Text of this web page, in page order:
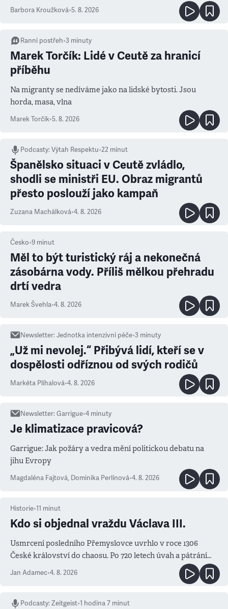
Barbora Kroužková•5. 8. 2026
Ranní postřeh•3 minuty
Marek Torčík: Lidé v Ceutě za hranicí
příběhu
Na migranty se nedíváme jako na lidské bytosti. Jsou
horda, masa, vlna
Marek Torčík•5. 8. 2026
Podcasty:Výtah Respektu•22 minut
Španělsko situaci v Ceutě zvládlo,
shodli se ministři EU. Obraz migrantů
přesto poslouží jako kampaň
Zuzana Machálková•4. 8. 2026
Česko•9 minut
Měl to být turistický ráj a nekonečná
zásobárna vody. Příliš mělkou přehradu
drtí vedra
Marek Švehla•4. 8. 2026
Newsletter:Jednotka intenzivní péče•3 minuty
„Už mi nevolej.“ Přibývá lidí, kteří se v
dospělosti odříznou od svých rodičů
Markéta Plíhalová•4. 8. 2026
Newsletter:Garrigue•4 minuty
Je klimatizace pravicová?
Garrigue: Jak požáry a vedra mění politickou debatu na
jihu Evropy
Magdaléna Fajtová, Dominika Perlínová•4. 8. 2026
Historie•11 minut
Kdo si objednal vraždu Václava III.
Usmrcení posledního Přemyslovce uvrhlo v roce 1306
České království do chaosu. Po 720 letech úvah a pátrání
známe jména podezřelých
Jan Adamec•4. 8. 2026
Podcasty:Zeitgeist•1 hodina 7 minut